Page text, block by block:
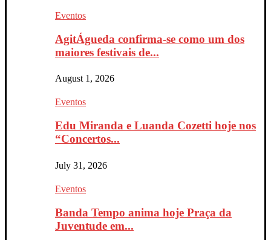
Eventos
AgitÁgueda confirma-se como um dos
maiores festivais de...
August 1, 2026
Eventos
Edu Miranda e Luanda Cozetti hoje nos
“Concertos...
July 31, 2026
Eventos
Banda Tempo anima hoje Praça da
Juventude em...